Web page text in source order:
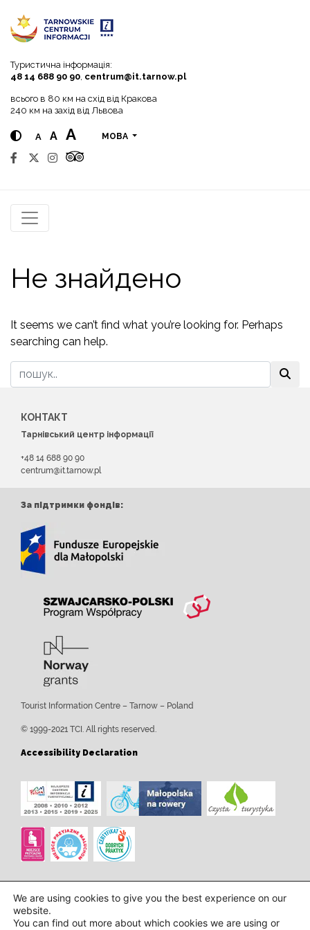
Туристична інформація:
48 14 688 90 90 centrum@it.tarnow.pl
всього в 80 км на схід від Кракова
240 км на захід від Львова
A A A МОВА
Не знайдено
It seems we can’t find what you’re looking for. Perhaps
searching can help.
КОНТАКТ
Тарнівський центр інформації
+48 14 688 90 90
centrum@it.tarnow.pl
За підтримки фондів:
Tourist Information Centre – Tarnow – Poland
© 1999-2021 TCI. All rights reserved.
Accessibility Declaration
We are using cookies to give you the best experience on our
website.
You can find out more about which cookies we are using or